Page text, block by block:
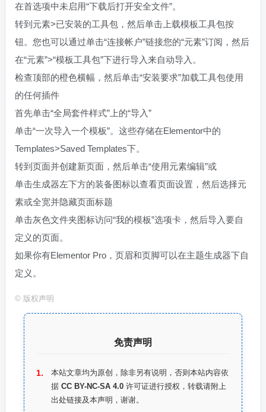
在首选项中未启用“下载后打开安全文件”。
转到元素>已安装的工具包，然后单击上载模板工具包按
钮。您也可以通过单击“连接帐户”链接您的“元素”订阅，然后
在“元素”>“模板工具包”下进行导入来自动导入。
检查顶部的橙色横幅，然后单击“安装要求”加载工具包使用
的任何插件
首先单击“全局套件样式”上的“导入”
单击“一次导入一个模板”。这些存储在Elementor中的
Templates>Saved Templates下。
转到页面并创建新页面，然后单击“使用元素编辑”或
单击生成器左下方的装备图标以查看页面设置，然后选择元
素或全宽并隐藏页面标题
单击灰色文件夹图标访问“我的模板”选项卡，然后导入要自
定义的页面。
如果你有Elementor Pro，页眉和页脚可以在主题生成器下自
定义。
© 版权声明
免责声明
本站文章均为原创，除非另有说明，否则本站内容依
据 CC BY-NC-SA 4.0 许可证进行授权，转载请附上
出处链接及本声明，谢谢。